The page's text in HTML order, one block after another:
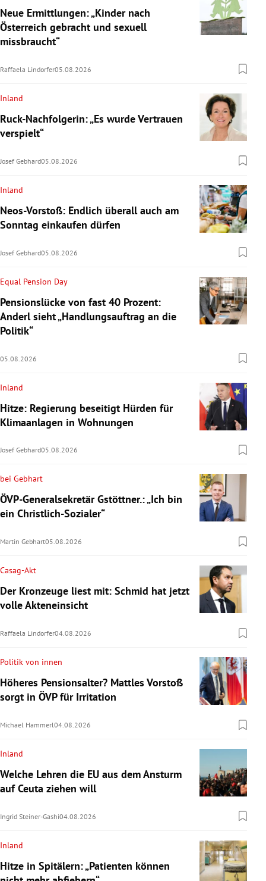
Neue Ermittlungen: „Kinder nach
Österreich gebracht und sexuell
missbraucht“
Raffaela Lindorfer05.08.2026
Inland
Ruck-Nachfolgerin: „Es wurde Vertrauen
verspielt“
Josef Gebhard05.08.2026
Inland
Neos-Vorstoß: Endlich überall auch am
Sonntag einkaufen dürfen
Josef Gebhard05.08.2026
Equal Pension Day
Pensionslücke von fast 40 Prozent:
Anderl sieht „Handlungsauftrag an die
Politik“
05.08.2026
Inland
Hitze: Regierung beseitigt Hürden für
Klimaanlagen in Wohnungen
Josef Gebhard05.08.2026
bei Gebhart
ÖVP-Generalsekretär Gstöttner.: „Ich bin
ein Christlich-Sozialer“
Martin Gebhart05.08.2026
Casag-Akt
Der Kronzeuge liest mit: Schmid hat jetzt
volle Akteneinsicht
Raffaela Lindorfer04.08.2026
Politik von innen
Höheres Pensionsalter? Mattles Vorstoß
sorgt in ÖVP für Irritation
Michael Hammerl04.08.2026
Inland
Welche Lehren die EU aus dem Ansturm
auf Ceuta ziehen will
Ingrid Steiner-Gashi04.08.2026
Inland
Hitze in Spitälern: „Patienten können